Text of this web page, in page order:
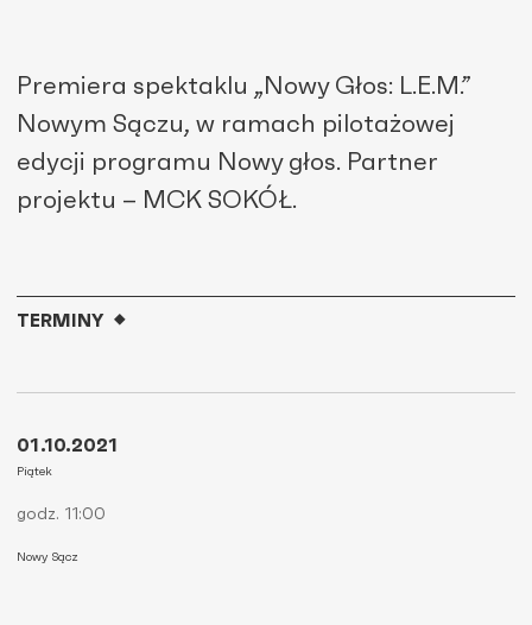
Premiera spektaklu „Nowy Głos: L.E.M.”
Nowym Sączu, w ramach pilotażowej
edycji programu Nowy głos. Partner
projektu – MCK SOKÓŁ.
TERMINY
01.10.2021
Piątek
godz. 11:00
Nowy Sącz